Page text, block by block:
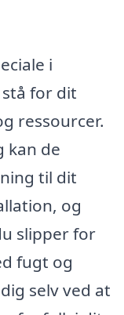
i
for dit
ressourcer.
kan de
til dit
og
slipper for
fugt og
selv ved at